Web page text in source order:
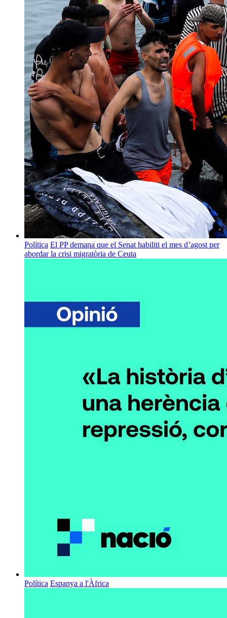
Política El PP demana que el Senat habiliti el mes d’agost per
abordar la crisi migratòria de Ceuta
Política Espanya a l'Àfrica